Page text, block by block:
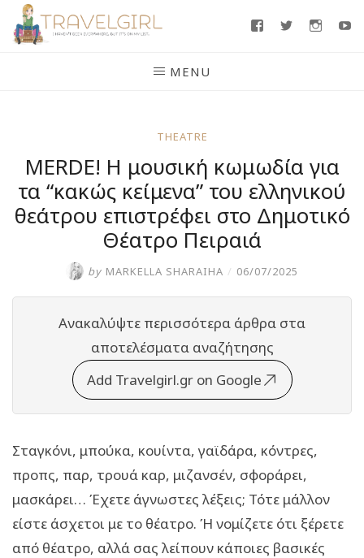
Skip
FacebookTwitter
MENU
THEATRE
MERDE! H μουσική κωμωδία για
τα “κακώς κείμενα” του ελληνικού
θεάτρου επιστρέφει στο Δημοτικό
Θέατρο Πειραιά
by MARKELLA SHARAIHA / 06/07/2025
Ανακαλύψτε περισσότερα άρθρα στα
αποτελέσματα αναζήτησης
Add Travelgirl.gr on Google
Σταγκόνι, μπούκα, κουίντα, γαϊδάρα, κόντρες,
προπς, παρ, τρουά καρ, μιζανσέν, σφοράρει,
μασκάρει… Έχετε άγνωστες λέξεις; Τότε μάλλον
είστε άσχετοι με το θέατρο. Ή νομίζετε ότι ξέρετε
από θέατρο, αλλά σας λείπουν κάποιες βασικές